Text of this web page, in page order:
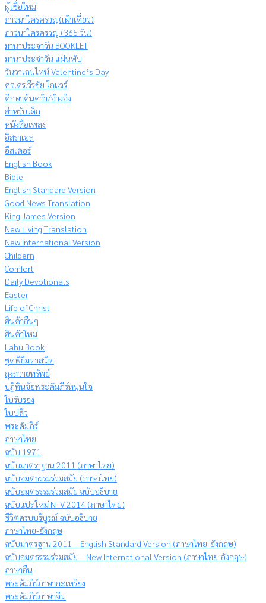
ผู้เชื่อใหม่
ภาวนาใคร่ครวญ(เฝ้าเดี่ยว)
ภาวนาใคร่ครวญ (365 วัน)
มานาประจำวัน BOOKLET
มานาประจำวัน แผ่นพับ
วันวาเลนไทน์ Valentine’s Day
ศจ.ดร.วีรชัย โกแวร์
ศึกษาค้นคว้า/อ้างอิง
สำหรับเด็ก
หนังสือเพลง
อิสราเอล
อีสเตอร์
English Book
Bible
English Standard Version
Good News Translation
King James Version
New Living Translation
New International Version
Childern
Comfort
Daily Devotionals
Easter
Life of Christ
สินค้าอื่นๆ
สินค้าใหม่
Lahu Book
ชุดพิธีมหาสนิท
ถุงถวายทรัพย์
ปฏิทินข้อพระคัมภีร์หนุนใจ
ใบรับรอง
ใบปลิว
พระคัมภีร์
ภาษาไทย
ฉบับ 1971
ฉบับมาตราฐาน 2011 (ภาษาไทย)
ฉบับอมตธรรมร่วมสมัย (ภาษาไทย)
ฉบับอมตธรรมร่วมสมัย ฉบับอธิบาย
ฉบับแปลใหม่ NTV 2014 (ภาษาไทย)
ชีวิตครบบริบูรณ์ ฉบับอธิบาย
ภาษาไทย-อังกฤษ
ฉบับมาตรฐาน 2011 – English Standard Version (ภาษาไทย-อังกฤษ)
ฉบับอมตธรรมร่วมสมัย – New International Version (ภาษาไทย-อังกฤษ)
ภาษาอื่น
พระคัมภีร์ภาษากะเหรี่ยง
พระคัมภีร์ภาษาจีน